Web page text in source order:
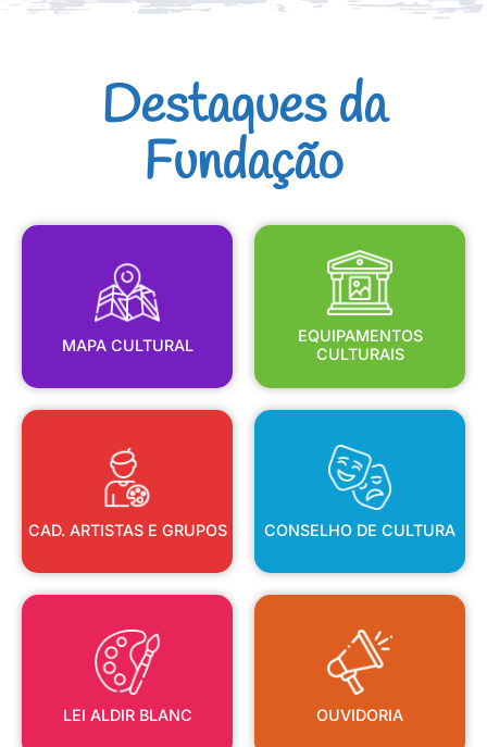
Destaques da
Fundação
MAPA CULTURAL
MAPA CULTURAL
EQUIPAMENTOS
CULTURAIS
EQUIPAMENTOS
CULTURAIS
CAD. ARTISTAS E GRUPOS
CAD. ARTISTAS E GRUPOS
CONSELHO DE CULTURA
CONSELHO DE CULTURA
LEI ALDIR BLANC
LEI ALDIR BLANC
OUVIDORIA
OUVIDORIA